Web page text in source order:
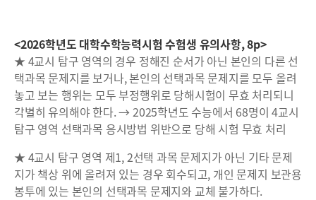
<2026학년도 대학수학능력시험 수험생 유의사항, 8p>
★ 4교시 탐구 영역의 경우 정해진 순서가 아닌 본인의 다른 선
택과목 문제지를 보거나, 본인의 선택과목 문제지를 모두 올려
놓고 보는 행위는 모두 부정행위로 당해시험이 무효 처리되니
각별히 유의해야 한다. → 2025학년도 수능에서 68명이 4교시
탐구 영역 선택과목 응시방법 위반으로 당해 시험 무효 처리
★ 4교시 탐구 영역 제1, 2선택 과목 문제지가 아닌 기타 문제
지가 책상 위에 올려져 있는 경우 회수되고, 개인 문제지 보관용
봉투에 있는 본인의 선택과목 문제지와 교체 불가하다.